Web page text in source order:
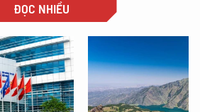
ĐỌC NHIỀU